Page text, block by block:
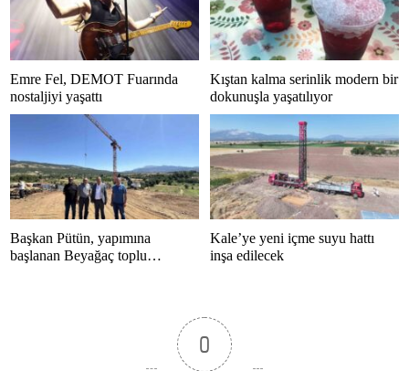
Emre Fel, DEMOT Fuarında
nostaljiyi yaşattı
Kıştan kalma serinlik modern bir
dokunuşla yaşatılıyor
Başkan Pütün, yapımına
başlanan Beyağaç toplu
Kale’ye yeni içme suyu hattı
inşa edilecek
0